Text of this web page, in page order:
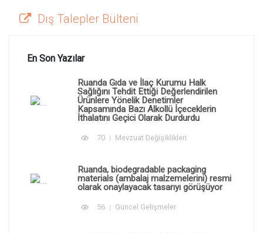
Dış Talepler Bülteni
En Son Yazılar
Ruanda Gıda ve İlaç Kurumu Halk
Sağlığını Tehdit Ettiği Değerlendirilen
Ürünlere Yönelik Denetimler
Kapsamında Bazı Alkollü İçeceklerin
İthalatını Geçici Olarak Durdurdu
70 Mevzuat Değişiklikleri
Ruanda, biodegradable packaging
materials (ambalaj malzemelerini) resmi
olarak onaylayacak tasarıyı görüşüyor
56 Güncel Gelişmeler